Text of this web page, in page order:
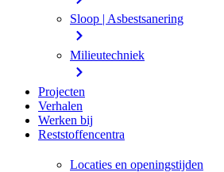
Sloop | Asbestsanering
Milieutechniek
Projecten
Verhalen
Werken bij
Reststoffencentra
Locaties en openingstijden